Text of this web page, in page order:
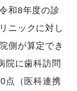
和8年度の診
ニックに対し
側が算定でき
院に歯科訪問
点（医科連携